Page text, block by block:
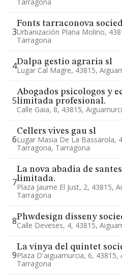
3
Fonts tarraconova
Urbanización Plana Molino,
Tarragona
4Dalpa gestio agraria sl
Lugar Cal Magre, 43815,
5
Abogados psicologos y
limitada profesional.
Calle Gaia, 8, 43815,
6
Cellers vives gau sl
Lugar Masia De La Bassarola,
Tarragona, Tarragona
7
La nova abadia de
limitada.
Plaza Jaume El Just, 2, 43815,
Tarragona
8Phwdesign disseny
Calle Deveses, 4, 43815,
9
La vinya del quintet
Plaza D'aiguamurcia, 6,
Tarragona